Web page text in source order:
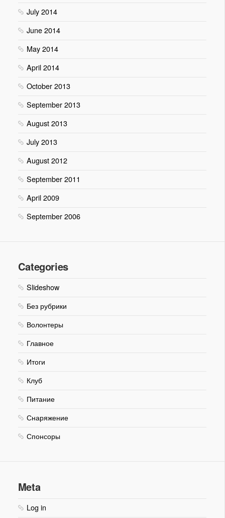
July 2014
June 2014
May 2014
April 2014
October 2013
September 2013
August 2013
July 2013
August 2012
September 2011
April 2009
September 2006
Categories
Slideshow
Без рубрики
Волонтеры
Главное
Итоги
Клуб
Питание
Снаряжение
Спонсоры
Meta
Log in